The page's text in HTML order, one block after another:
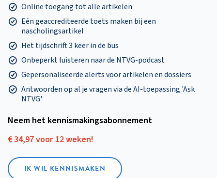
Online toegang tot alle artikelen
Eén geaccrediteerde toets maken bij een
nascholingsartikel
Het tijdschrift 3 keer in de bus
Onbeperkt luisteren naar de NTVG-podcast
Gepersonaliseerde alerts voor artikelen en dossiers
Antwoorden op al je vragen via de AI-toepassing 'Ask
NTVG'
Neem het kennismakings­abonnement
€ 34,97 voor 12 weken!
IK WIL KENNISMAKEN